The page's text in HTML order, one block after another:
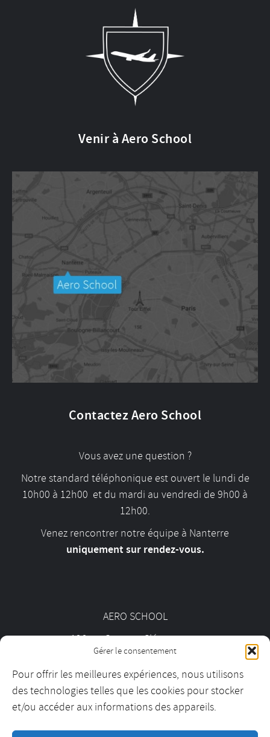
Gérer le consentement
Pour offrir les meilleures expériences, nous utilisons
des technologies telles que les cookies pour stocker
et/ou accéder aux informations des appareils.
Venir à Aero School
Contactez Aero School
Vous avez une question ?
Notre standard téléphonique est ouvert le lundi de
10h00 à 12h00 et du mardi au vendredi de 9h00 à
12h00.
Venez rencontrer notre équipe à Nanterre
uniquement sur rendez-vous.
AERO SCHOOL
126 av. Georges Clémenceau
01 55 69 19 30